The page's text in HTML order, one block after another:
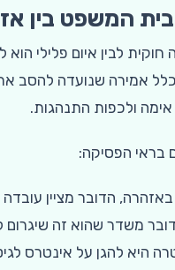
המשפט בין
חוקית לבין איום פלילי
אמירה שנועדה להסב
אימה ולכפות התנהגות.
בראי הפסיקה:
באזהרה, הדובר מציין
משדר שהוא זה
היא להגן על אינטרס